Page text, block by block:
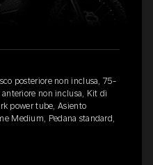
posteriore non inclusa, 75-
non inclusa, Kit di
power tube, Asiento
Medium, Pedana standard,